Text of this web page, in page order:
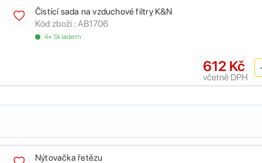
Čistící sada na vzduchové filtry K&N
Kód zboží : AB1706
4+ Skladem
612 Kč
včetně DPH
Nýtovačka řetězu